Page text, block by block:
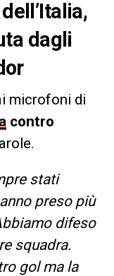
dagli
microfoni di
contro
stati
preso più
difeso
squadra.
gol ma la